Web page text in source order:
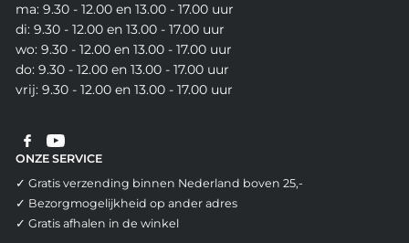
ma: 9.30 - 12.00 en 13.00 - 17.00 uur
di: 9.30 - 12.00 en 13.00 - 17.00 uur
wo: 9.30 - 12.00 en 13.00 - 17.00 uur
do: 9.30 - 12.00 en 13.00 - 17.00 uur
vrij: 9.30 - 12.00 en 13.00 - 17.00 uur
ONZE SERVICE
✓ Gratis verzending binnen Nederland boven 25,-
✓ Bezorgmogelijkheid op ander adres
✓ Gratis afhalen in de winkel